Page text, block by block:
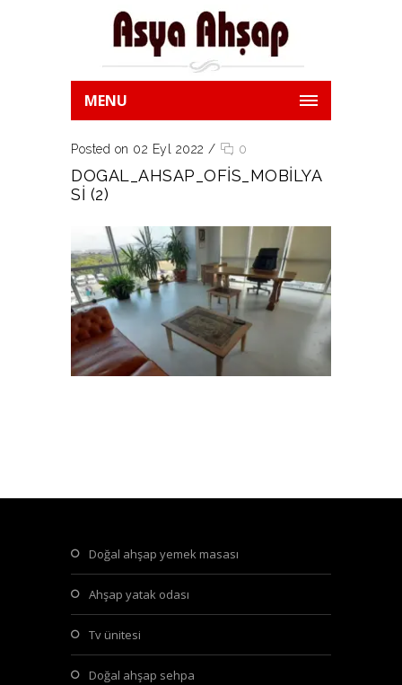
MENU
Posted on 02 Eyl 2022 / 0
DOGAL_AHSAP_OFIS_MOBILYA
SI (2)
doğal ahşap yemek masası
ahşap yatak odası
tv ünitesi
doğal ahşap sehpa